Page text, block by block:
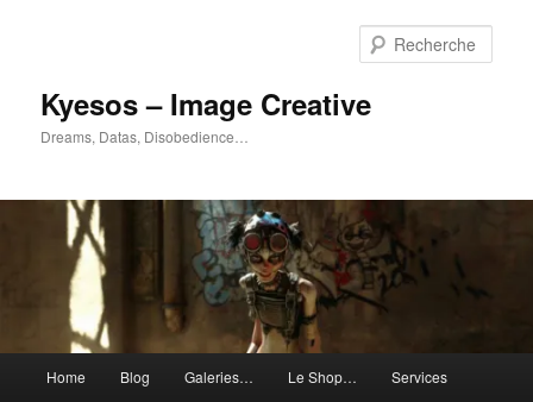
Kyesos – Image Creative
Dreams, Datas, Disobedience…
principal
Home Blog Galeries… Le Shop… Services